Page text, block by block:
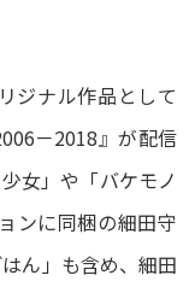
ジナル作品として
－2018』が配信
女」や「バケモノ
ンに同梱の細田守
ん」も含め、細田